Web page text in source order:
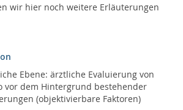
wir hier noch weitere Erläuterungen
Ebene: ärztliche Evaluierung von
vor dem Hintergrund bestehender
(objektivierbare Faktoren)